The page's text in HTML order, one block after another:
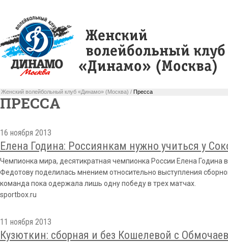
Женский волейбольный клуб «Динамо» (Москва) / Пресса
ПРЕССА
16 ноября 2013
Елена Година: Россиянкам нужно учиться у
Чемпионка мира, десятикратная чемпионка России Елена
Федотову поделилась мнением относительно выступления
команда пока одержала лишь одну победу в трех матчах.
sportbox.ru
11 ноября 2013
Кузюткин: сборная и без Кошелевой с